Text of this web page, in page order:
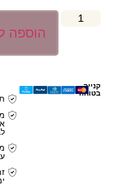
הוספה
קנייה
בטוחה